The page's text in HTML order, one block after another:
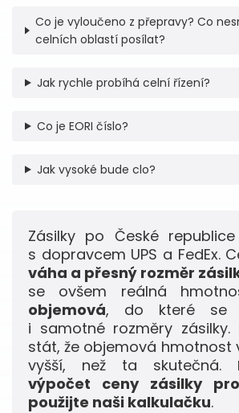
Co je vyloučeno z přepravy? Co
celních oblastí posílat?
Jak rychle probíhá celní řízení?
Co je EORI číslo?
Jak vysoké bude clo?
Zásilky po České
s dopravcem UPS a FedEx.
váha a přesný rozměr
se ovšem reálná
objemová, do které se
i samotné rozměry zásilky.
stát, že objemová hmotnost
vyšší, než ta skutečná.
výpočet ceny zásilky
použijte naši kalkulačku.